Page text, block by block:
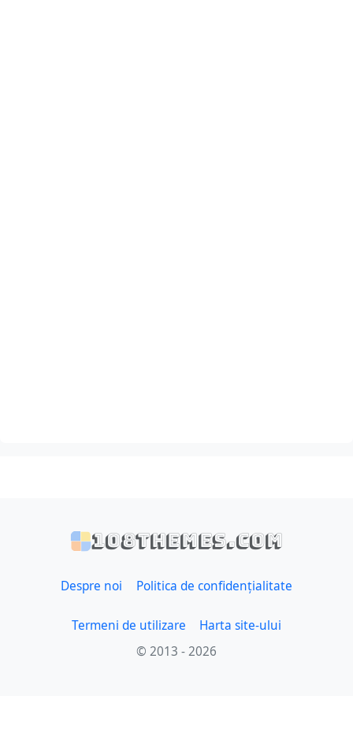
108themes.com
Despre noi Politica de confidențialitate
Termeni de utilizare
Harta site-ului
© 2013 - 2026